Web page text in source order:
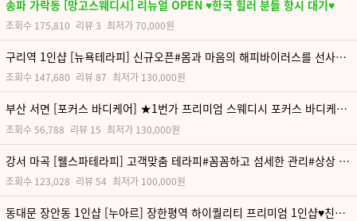
송파 가락동 [망고스웨디시] 리뉴얼 OPEN ♥한국 힐러 분들 항시 대기♥
최저가70,000원
리뷰3
조회수 175,810
구리역 1인샵 [뉴욕테라피] 신규오픈#몸과 마음의 해피바이러스를 선사하겠습니다
최저가 130,000원
리뷰87
조회수 147,680
부산 서면 [포커스 바디케어] ★1번가 프리미엄 스웨디시 포커스 바디케어★
최저가 130,000원
리뷰 15
조회수56,788
강서 마곡 [웰스파테라피] 고객맞춤 테라피#꼼꼼하고 섬세한 관리#상상 이상의 힐링
최저가 100,000원
리뷰54
조회수 123,028
동대문 장안동 1인샵 [누아르] 장한평역 하이퀄리티 프리미엄 1인샵♥친절한 관리사♥